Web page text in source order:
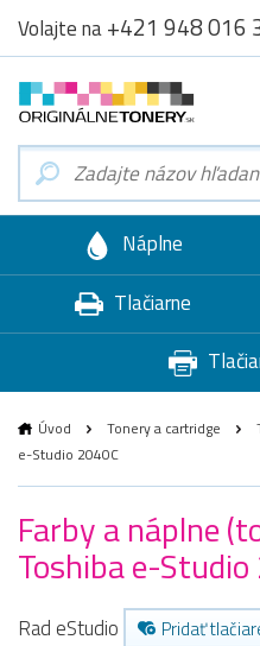
Volajte na+421 948 016
Náplne
Tlačiarne
Úvod Tonery a cartridge
e-Studio 2040C
Farby a náplne
Toshiba e-
Rad eStudio Pridať